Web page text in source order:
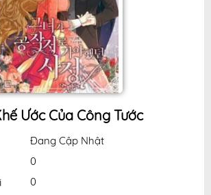
Ước Của Công Tước
Đang Cập Nhật
0
0